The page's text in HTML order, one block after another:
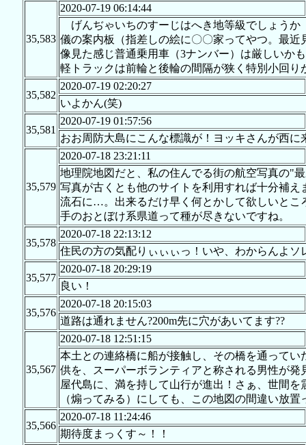
35,583
2020-07-19 06:14:44
げんぢゃいちのすーじはへき地等級でしょう
儀の案内板（指差しの絵に〇〇家ってやつ。最
像見た感じ普通乗用車（3ナンバー）は厳しいか
軽トラックは前輪と後輪の間隔が狭く特別小回り
35,582
2020-07-19 02:20:27
いよかん(笑)
35,581
2020-07-19 01:57:56
おお周防大島にこんな標識が！ヨッキさんが西に
35,579
2020-07-18 23:21:11
地理院地図だと、私の住んでる街の航空写真の"
写真が古くとも他のサイトを利用すれば十分補
流石に…。出来るだけ早く何とかして欲しいと
手のおとぼけ系県道って種が尽きないですね。
35,578
2020-07-18 22:13:12
住民の方の気配りぃぃぃっ！いや、わからんよソ
35,577
2020-07-18 20:29:19
良い！
35,576
2020-07-18 20:15:03
道路は通れません?200m先に穴があいてます??
35,567
2020-07-18 12:51:15
本土との連絡橋に船が接触し、その橋を通って
供を、スーパーボランティアと称される男性が
屋代島に、満を持して山行が進出！さぁ、世間
（煽ってみる）にしても、この地図の間違い放
35,566
2020-07-18 11:24:46
期待度まっくす～！！